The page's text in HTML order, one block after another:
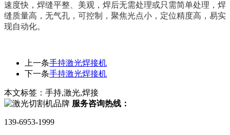
速度快，焊缝平整、美观，焊后无需处理或只需简单处理，焊
缝质量高，无气孔，可控制，聚焦光点小，定位精度高，易实
现自动化。
上一条手持激光焊接机
下一条手持激光焊接机
本文标签：手持,激光,焊接
服务咨询热线：
139-6953-1999